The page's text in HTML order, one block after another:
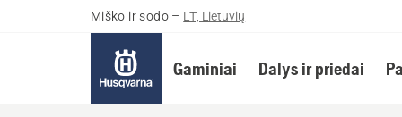
Miško ir sodo – LT, Lietuvių
Gaminiai Dalys ir priedai